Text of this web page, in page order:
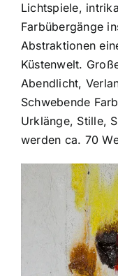
Lichtspiele,
Farbübergänge
Abstraktionen
Küstenwelt.
Abendlicht,
Schwebende
Urklänge, Stille,
werden ca. 70